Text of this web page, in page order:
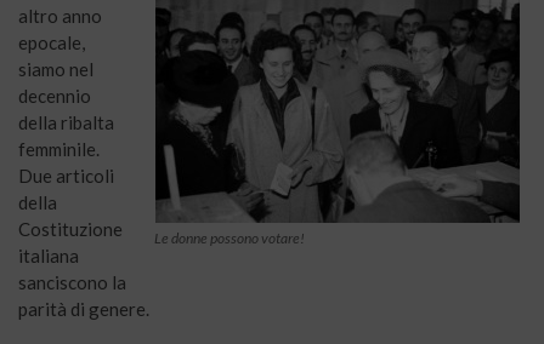
Le donne possono votare!
altro anno
epocale,
siamo nel
decennio
della ribalta
femminile.
Due articoli
della
Costituzione
italiana
sanciscono la
parità di genere.